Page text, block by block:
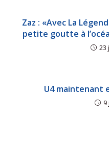
Zaz : «Avec La
petite goutte à
23
U4 maintenant
9